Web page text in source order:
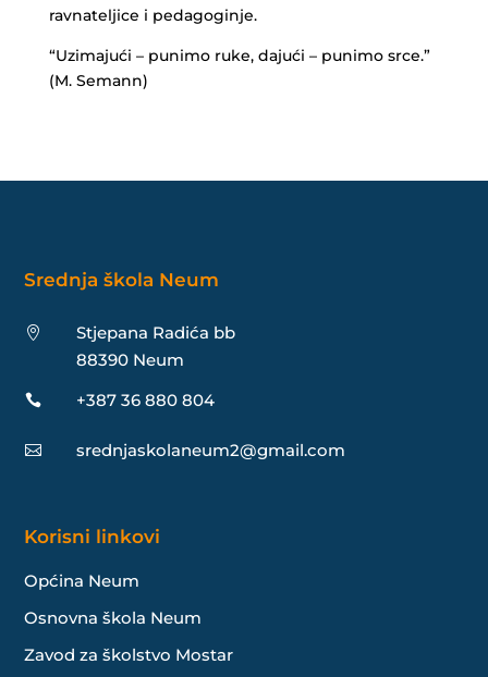
ravnateljice i pedagoginje.
“Uzimajući – punimo ruke, dajući – punimo srce.”
(M. Semann)
Srednja škola Neum

Stjepana Radića bb
88390 Neum
 +387 36 880 804
 srednjaskolaneum2@gmail.com
Korisni linkovi
Općina Neum
Osnovna škola Neum
Zavod za školstvo Mostar